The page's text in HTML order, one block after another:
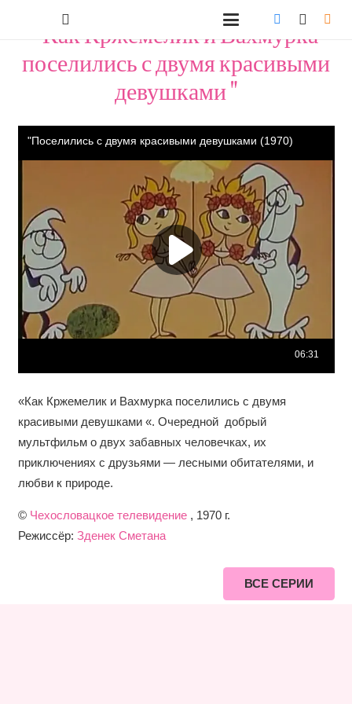
"Как Кржемелик и Вахмурка
поселились с двумя красивыми
девушками "
«Как Кржемелик и Вахмурка поселились с двумя
красивыми девушками «. Очередной добрый
мультфильм о двух забавных человечках, их
приключениях с друзьями — лесными обитателями, и
любви к природе.
© Чехословацкое телевидение, 1970 г.
Режиссёр: Зденек Сметана
ВСЕ СЕРИИ